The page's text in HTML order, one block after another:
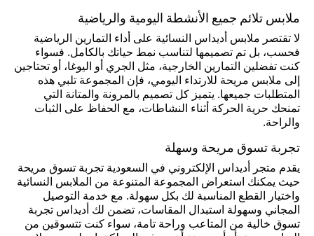
ملابس تلائم جميع الأنشطة اليومية والرياضية
لا تقتصر ملابس أديداس النسائية على أداء التمارين الرياضية
فحسب، بل تم تصميمها لتناسب نمط حياتك بالكامل. فسواء
كنت تفضلين التمارين الخارجية، مثل الجري أو اليوغا، أو تحتاجين
إلى ملابس مريحة للارتداء اليومي، فإن المجموعة تلبي هذه
المتطلبات جميعها. يتميز كل تصميم بالمرونة والمتانة التي
تمنحك حرية الحركة أثناء النشاطات، مع الحفاظ على الثبات
والراحة.
تجربة تسوق مريحة وسهلة
يقدم متجر أديداس الإلكتروني في السعودية تجربة تسوق مريحة
حيث يمكنك استعراض المجموعة المتنوعة من الملابس النسائية
واختيار القطع المناسبة لك بكل سهولة. مع خدمة التوصيل
المجاني وسهولة استبدال المقاسات، تضمن لك أديداس تجربة
تسوق خالية من المتاعب وراحة تامة، سواء كنت تتسوقين من